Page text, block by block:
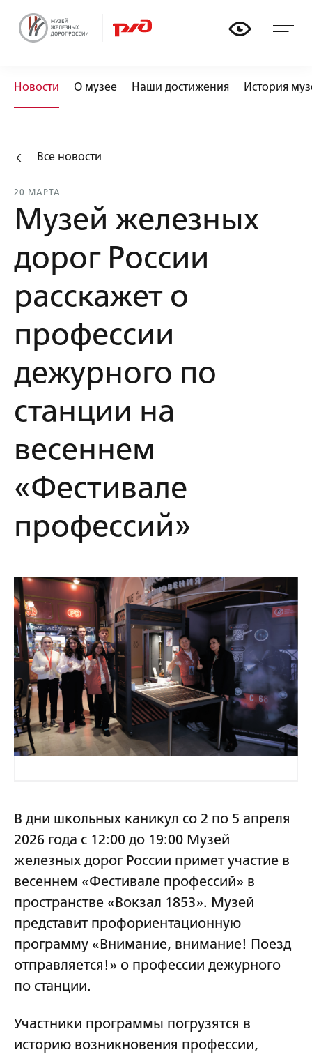
📏
🚃
🚂
Новости О музее Наши достижения История
Все новости
20 МАРТА
Музей железных
дорог России
расскажет о
профессии
дежурного по
станции на
весеннем
«Фестивале
профессий»
В дни школьных каникул со 2 по 5 апреля
2026 года с 12:00 до 19:00 Музей
железных дорог России примет участие в
весеннем «Фестивале профессий» в
пространстве «Вокзал 1853». Музей
представит профориентационную
программу «Внимание, внимание! Поезд
отправляется!» о профессии дежурного
по станции.
Участники программы погрузятся в
историю возникновения профессии,